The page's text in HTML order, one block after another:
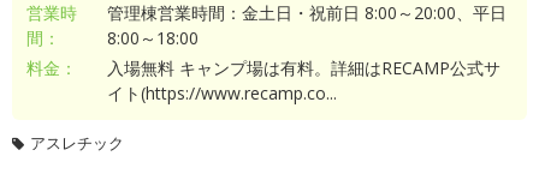
営業時
間：
管理棟営業時間：金土日・祝前日 8:00～20:00、平日
8:00～18:00
料金：
入場無料 キャンプ場は有料。詳細はRECAMP公式サ
イト(https://www.recamp.co...
アスレチック